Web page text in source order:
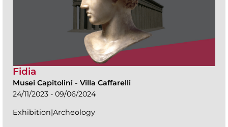
Fidia
Musei Capitolini - Villa Caffarelli
24/11/2023 - 09/06/2024
Exhibition|Archeology